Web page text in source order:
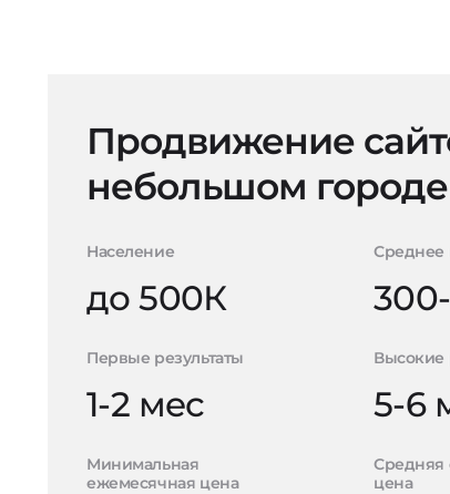
Продвижение
небольшом городе
Население
до 500К
Среднее
Первые результаты
1-2 мес
Высокие
5-6
Минимальная
ежемесячная цена
Средняя
цена